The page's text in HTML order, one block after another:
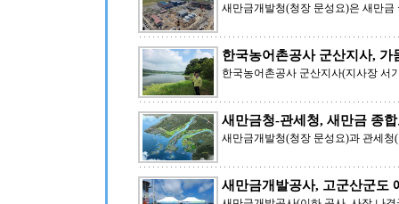
새만금개발청(청장 문성요)은 새만금
한국농어촌공사 군산지사, 가
한국농어촌공사 군산지사(지사장 서
새만금청-관세청, 새만금 종
새만금개발청(청장 문성요)과 관세청
새만금개발공사, 고군산군도